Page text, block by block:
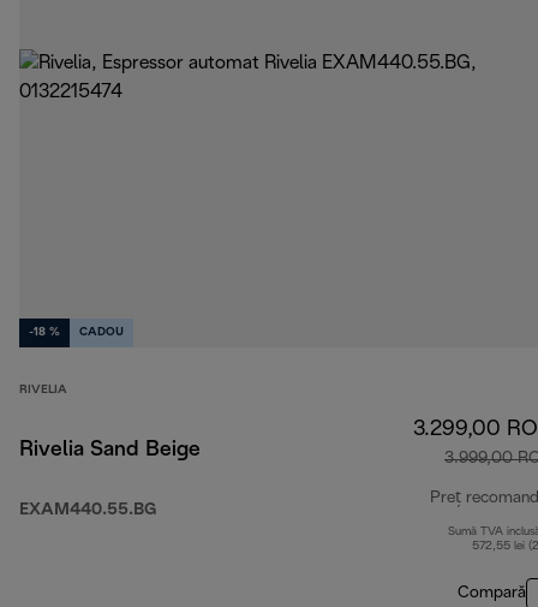
-18 % CADOU
RIVELIA
Rivelia Sand Beige
EXAM440.55.BG
3.299,00
3.999,00
Preț
Sumă TVA
572,55 lei
Compară